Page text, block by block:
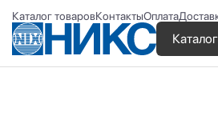
Каталог товаровКонтактыОплата
Каталог